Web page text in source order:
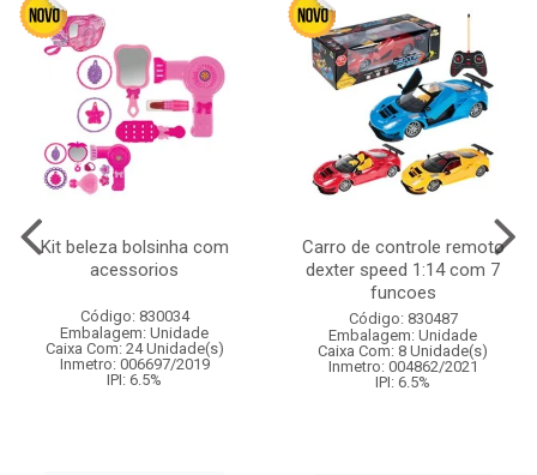
Kit beleza bolsinha com
acessorios
Código: 830034
Embalagem: Unidade
Caixa Com: 24 Unidade(s)
Inmetro: 006697/2019
IPI: 6.5%
Carro de controle remoto
dexter speed 1:14 com 7
funcoes
Código: 830487
Embalagem: Unidade
Caixa Com: 8 Unidade(s)
Inmetro: 004862/2021
IPI: 6.5%